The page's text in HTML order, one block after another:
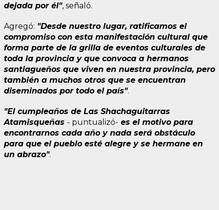
dejada por él", señaló.
Agregó: "Desde nuestro lugar, ratificamos el
compromiso con esta manifestación cultural que
forma parte de la grilla de eventos culturales de
toda la provincia y que convoca a hermanos
santiagueños que viven en nuestra provincia, pero
también a muchos otros que se encuentran
diseminados por todo el país".
"El cumpleaños de Las Shachaguitarras
Atamisqueñas - puntualizó- es el motivo para
encontrarnos cada año y nada será obstáculo
para que el pueblo esté alegre y se hermane en
un abrazo".